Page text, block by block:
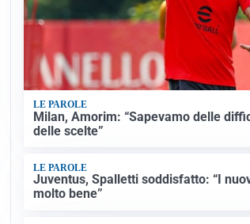
LE PAROLE
Milan, Amorim: “Sapevamo delle
delle scelte”
LE PAROLE
Juventus, Spalletti soddisfatto: “I
molto bene”